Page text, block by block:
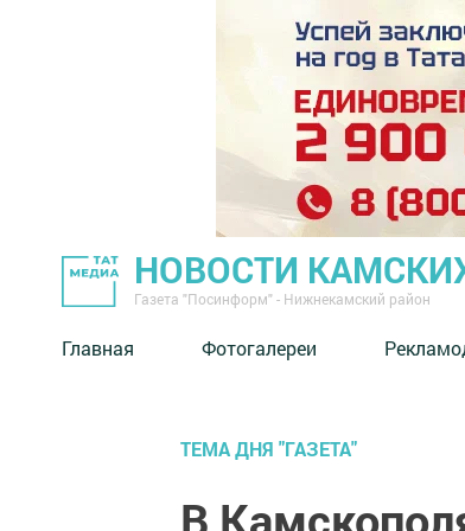
НОВОСТИ
Газета "Посинформ" - Нижнекамский район
Главная Фотогалереи
ТЕМА ДНЯ "ГАЗЕТА"
В